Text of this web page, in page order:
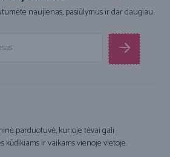
naujienas, pasiūlymus ir dar daugiau.
parduotuvė, kurioje tėvai gali
kūdikiams ir vaikams vienoje vietoje.